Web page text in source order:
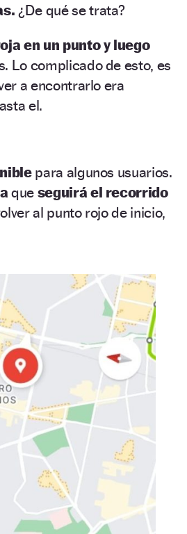
¿De qué se trata?
en un punto y luego
Lo complicado de esto, es
a encontrarlo era
el.
para algunos usuarios.
que seguirá el recorrido
al punto rojo de inicio,